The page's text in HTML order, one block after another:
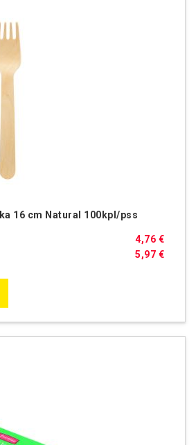
16 cm Natural 100kpl/pss
5,97 €
4,76 €